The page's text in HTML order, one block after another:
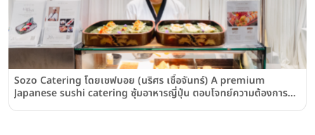
Sozo Catering โดยเชฟบอย (นริศร เชื้อจันทร์) A premium
Japanese sushi catering ซุ้มอาหารญี่ปุ่น ตอบโจทย์ความต้องการที่